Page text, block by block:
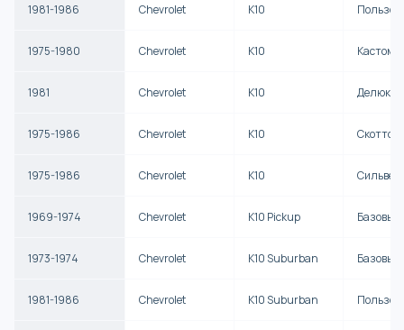
1981-1986 Chevrolet K10
1975-1980 Chevrolet K10 Кастом
1981 Chevrolet K10 Делюкс
1975-1986 Chevrolet K10
1975-1986 Chevrolet K10
1969-1974 Chevrolet K10 Pickup Базовый
1973-1974 Chevrolet K10 Suburban Базовый
1981-1986 Chevrolet K10 Suburban